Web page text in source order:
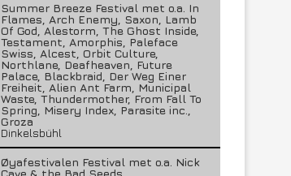
Summer Breeze Festival met o.a. In
Flames, Arch Enemy, Saxon, Lamb
Of God, Alestorm, The Ghost Inside,
Testament, Amorphis, Paleface
Swiss, Alcest, Orbit Culture,
Northlane, Deafheaven, Future
Palace, Blackbraid, Der Weg Einer
Freiheit, Alien Ant Farm, Municipal
Waste, Thundermother, From Fall To
Spring, Misery Index, Parasite inc.,
Groza
Dinkelsbühl
Øyafestivalen Festival met o.a. Nick
Cave & the Bad Seeds